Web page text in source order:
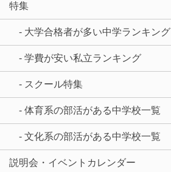
特集
- 大学合格者が多い中学ランキング
- 学費が安い私立ランキング
- スクール特集
- 体育系の部活がある中学校一覧
- 文化系の部活がある中学校一覧
説明会・イベントカレンダー